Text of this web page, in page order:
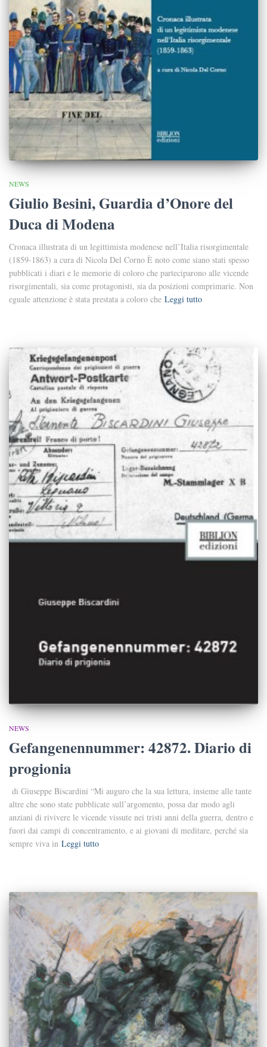
NEWS
Giulio Besini, Guardia d’Onore del
Duca di Modena
Cronaca illustrata di un legittimista modenese nell’Italia risorgimentale
(1859-1863) a cura di Nicola Del Corno È noto come siano stati spesso
pubblicati i diari e le memorie di coloro che parteciparono alle vicende
risorgimentali, sia come protagonisti, sia da posizioni comprimarie. Non
eguale attenzione è stata prestata a coloro che Leggi tutto
NEWS
Gefangenennummer: 42872. Diario di
progionia
di Giuseppe Biscardini “Mi auguro che la sua lettura, insieme alle tante
altre che sono state pubblicate sull’argomento, possa dar modo agli
anziani di rivivere le vicende vissute nei tristi anni della guerra, dentro e
fuori dai campi di concentramento, e ai giovani di meditare, perché sia
sempre viva in Leggi tutto